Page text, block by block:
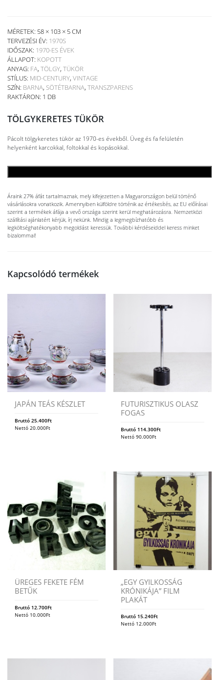
MÉRETEK: 58 × 103 × 5 CM
TERVEZÉSI ÉV: 1970S
IDŐSZAK: 1970-ES ÉVEK
ÁLLAPOT: KOPOTT
ANYAG: FA, TÖLGY, TÜKÖR
STÍLUS: MID-CENTURY, VINTAGE
SZÍN: BARNA, SÖTÉTBARNA, TRANSZPARENS
RAKTÁRON: 1 DB
TÖLGYKERETES TÜKÖR
Pácolt tölgykeretes tükör az 1970-es évekből. Üveg és fa felületén
helyenként karcokkal, foltokkal és kopásokkal.
Áraink 27% áfát tartalmaznak, mely kifejezetten a Magyarországon belül történő
vásárlásokra vonatkozik. Amennyiben külföldre történik az értékesítés, az EU előírásai
szerint a termékek áfája a vevő országa szerint kerül meghatározásra. Nemzetközi
szállítási ajánlatért kérjük, írj nekünk. Mindig a legmegbízhatóbb és
legköltséghatékonyabb megoldást keressük. További kérdéseiddel keress minket
bizalommal!
Kapcsolódó termékek
JAPÁN TEÁS KÉSZLET
Bruttó 25.400Ft
Nettó 20.000Ft
FUTURISZTIKUS OLASZ
FOGAS
Bruttó 114.300Ft
Nettó90.000Ft
ÜREGES FEKETE FÉM
BETŰK
Bruttó 12.700Ft
Nettó 10.000Ft
„EGY GYILKOSSÁG
KRÓNIKÁJA” FILM
PLAKÁT
Bruttó 15.240Ft
Nettó 12.000Ft